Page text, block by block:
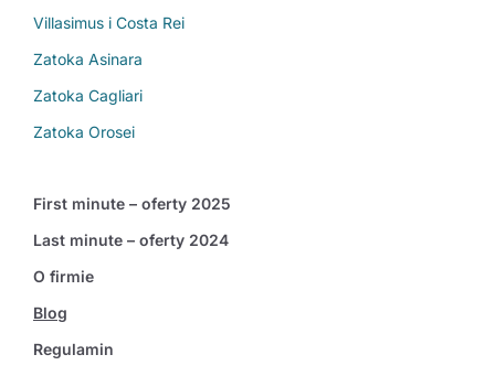
Villasimus i Costa Rei
Zatoka Asinara
Zatoka Cagliari
Zatoka Orosei
First minute – oferty 2025
Last minute – oferty 2024
O firmie
Blog
Regulamin